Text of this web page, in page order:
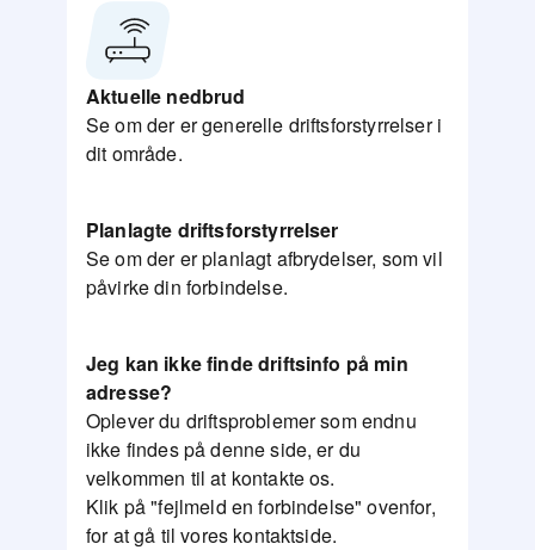
Aktuelle nedbrud
Se om der er generelle driftsforstyrrelser i
dit område.
Planlagte driftsforstyrrelser
Se om der er planlagt afbrydelser, som vil
påvirke din forbindelse.
Jeg kan ikke finde driftsinfo på min
adresse?
Oplever du driftsproblemer som endnu
ikke findes på denne side, er du
velkommen til at kontakte os.
Klik på "fejlmeld en forbindelse" ovenfor,
for at gå til vores kontaktside.